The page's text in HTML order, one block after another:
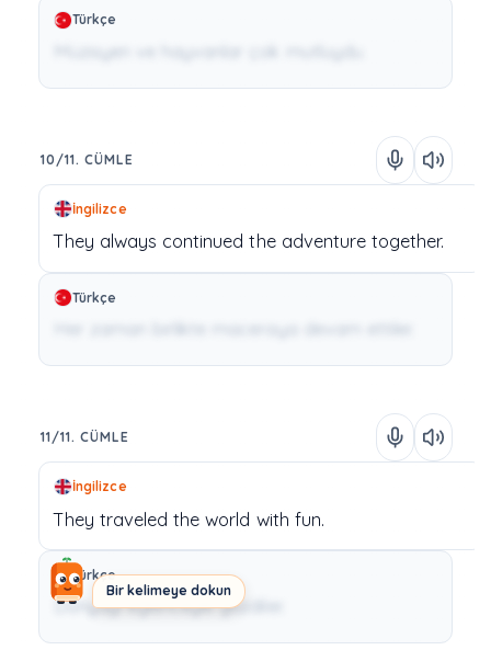
Bir kelimeye dokun
Türkçe
10/11. CÜMLE
İngilizce
They always continued the adventure together.
Türkçe
11/11. CÜMLE
İngilizce
They traveled the world with fun.
Türkçe
Dünyayı eğlenceyle gezdiler.